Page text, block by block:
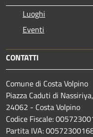
Luoghi
Eventi
CONTATTI
Comune di Costa Volpino
Piazza Caduti di
24062 - Costa Volpino
Codice Fiscale:
Partita IVA: